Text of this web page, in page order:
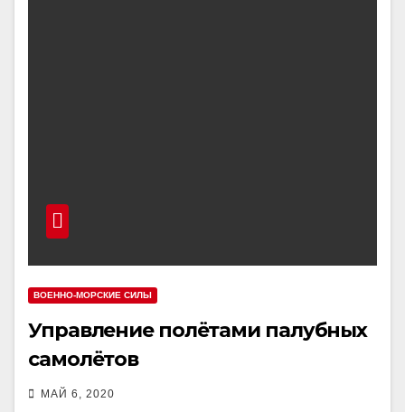
ВОЕННО-МОРСКИЕ СИЛЫ
Управление полётами палубных
самолётов
МАЙ 6, 2020